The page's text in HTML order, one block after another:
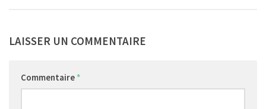
LAISSER UN COMMENTAIRE
Commentaire *